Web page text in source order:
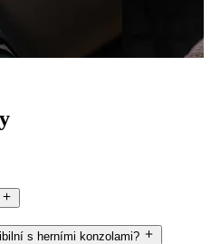
s herními konzolami?